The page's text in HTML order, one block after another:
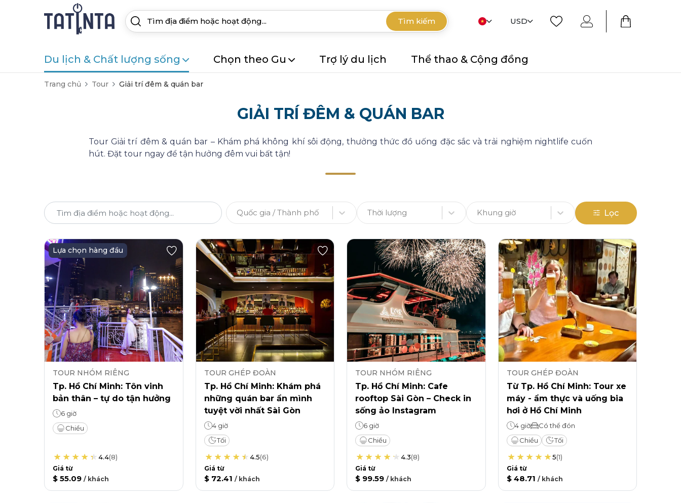
Tìm kiếm USD
Du lịch & Chất lượng sống Chọn theo Gu Trợ lý du lịch Thể thao & Cộng đồng
Trang chủ Tour Giải trí đêm & quán bar
GIẢI TRÍ ĐÊM & QUÁN BAR
Tour Giải trí đêm & quán bar – Khám phá không khí sôi động, thưởng thức đồ uống đặc sắc và trải nghiệm nightlife cuốn
hút. Đặt tour ngay để tận hưởng đêm vui bất tận!
Quốc gia / Thành phố Thời lượng Khung giờ Lọc
Lựa chọn hàng đầu
TOUR NHÓM RIÊNG
Tp. Hồ Chí Minh: Tôn vinh
bản thân – tự do tận hưởng
6 giờ
Chiều
4.4(8)
Giá từ
$ 55.09 / khách
TOUR GHÉP ĐOÀN
Tp. Hồ Chí Minh: Khám phá
những quán bar ẩn mình
tuyệt vời nhất Sài Gòn
4 giờ
Tối
4.5(6)
Giá từ
$ 72.41 / khách
TOUR NHÓM RIÊNG
Tp. Hồ Chí Minh: Cafe
rooftop Sài Gòn – Check in
sống ảo Instagram
6 giờ
Chiều
4.3(8)
Giá từ
$ 99.59 / khách
TOUR GHÉP ĐOÀN
Từ Tp. Hồ Chí Minh: Tour xe
máy - ẩm thực và uống bia
hơi ở Hồ Chí Minh
4 giờ
Có thể đón
Chiều
Tối
5(1)
Giá từ
$ 48.71 / khách